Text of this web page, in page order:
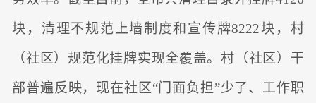
块，清理不规范上墙制度和宣传牌8222块，村
（社区）规范化挂牌实现全覆盖。村（社区）干
部普遍反映，现在社区“门面负担”少了、工作职